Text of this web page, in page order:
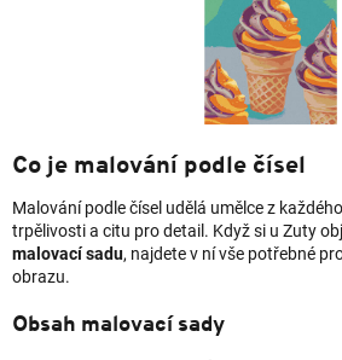
Co je malování podle čísel
Malování podle čísel udělá umělce z
trpělivosti a citu pro detail. Když si u Zuty
malovací sadu, najdete v ní vše potřebné
obrazu.
Obsah malovací sady